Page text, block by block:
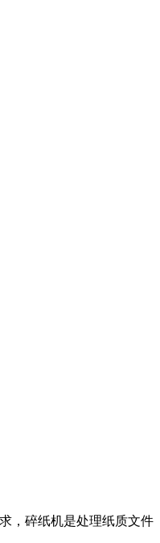
，碎纸机是处理纸质文件